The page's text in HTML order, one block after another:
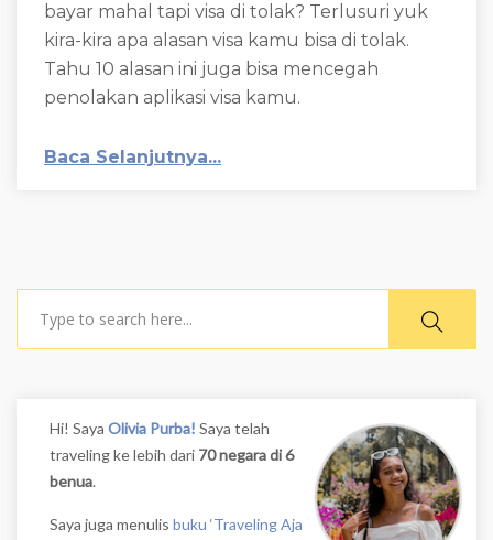
bayar mahal tapi visa di tolak? Terlusuri yuk
kira-kira apa alasan visa kamu bisa di tolak.
Tahu 10 alasan ini juga bisa mencegah
penolakan aplikasi visa kamu.
Baca Selanjutnya...
Hi! Saya Olivia Purba! Saya telah
traveling ke lebih dari 70 negara di 6
benua.
Saya juga menulis buku ‘Traveling Aja